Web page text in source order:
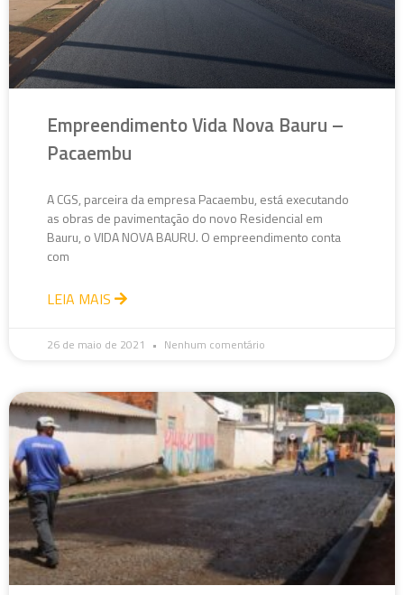
Empreendimento Vida Nova Bauru –
Pacaembu
A CGS, parceira da empresa Pacaembu, está executando
as obras de pavimentação do novo Residencial em
Bauru, o VIDA NOVA BAURU. O empreendimento conta
com
LEIA MAIS
26 de maio de 2021 Nenhum comentário